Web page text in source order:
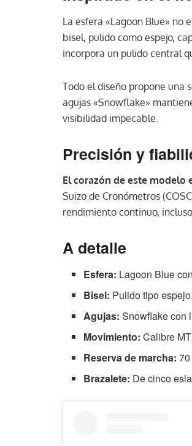
La esfera «Lagoon Blue» no
bisel, pulido como espejo,
incorpora un pulido central
Todo el diseño propone una
agujas «Snowflake»
visibilidad impecable.
Precisión y
El corazón de este modelo
Suizo de Cronómetros
rendimiento continuo,
A detalle
Esfera: Lagoon Blue
Bisel: Pulido tipo
Agujas: Snowflake con
Movimiento: Calibre
Reserva de marcha:
Brazalete: De cinco